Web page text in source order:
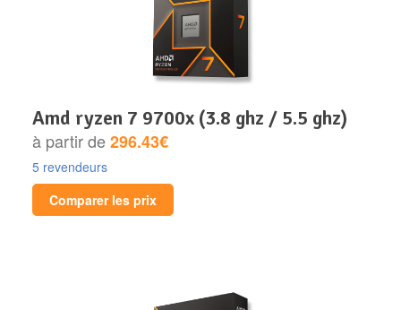
amd ryzen 7 9700x (3.8 ghz / 5.5 ghz)
à partir de296.43€
5 revendeurs
Comparer les prix